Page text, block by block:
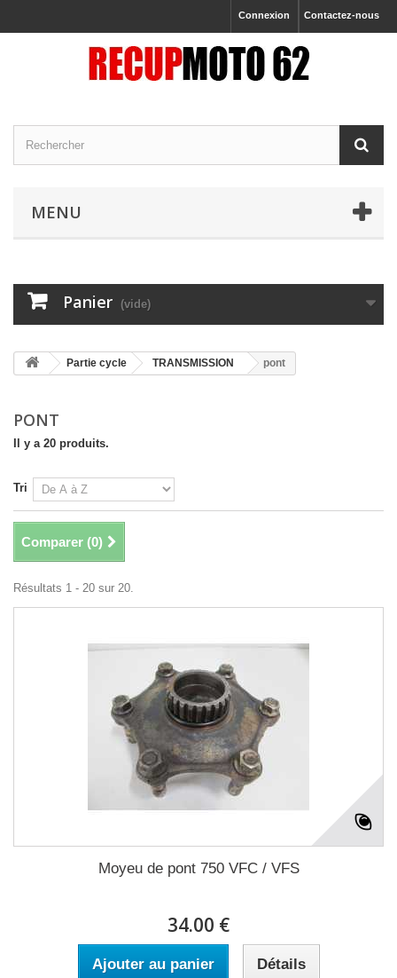
Contactez-nous
Connexion
MENU
Panier (vide)
Partie cycle TRANSMISSION pont
PONT
Il y a 20 produits.
Tri
Comparer (0)
Résultats 1 - 20 sur 20.
Moyeu de pont 750 VFC / VFS
34.00 €
Ajouter au panier Détails